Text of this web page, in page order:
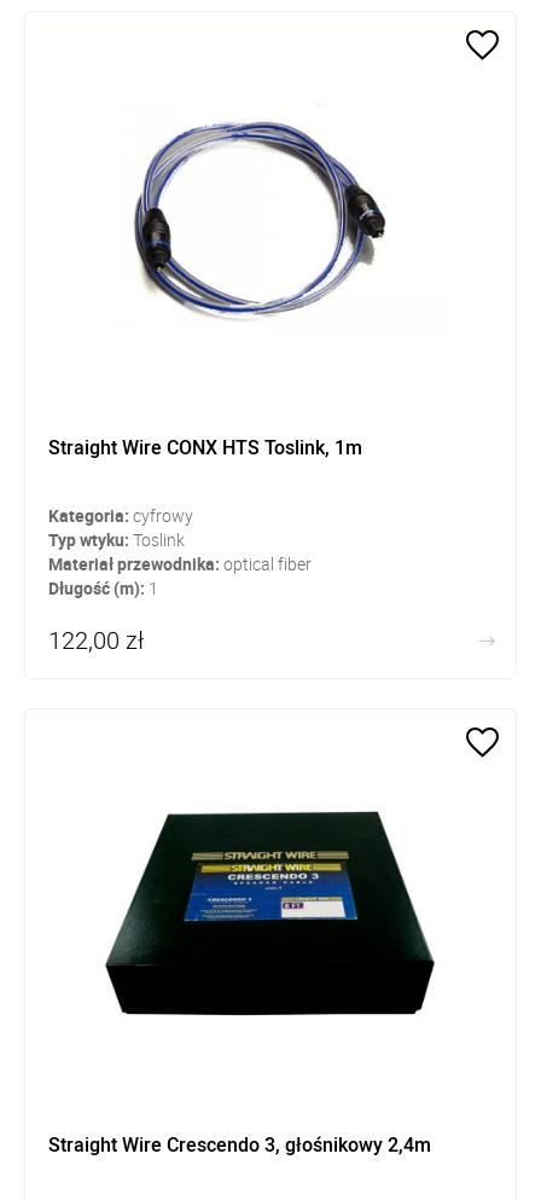
Straight Wire CONX HTS Toslink, 1m
Kategoria: cyfrowy
Typ wtyku: Toslink
Materiał przewodnika: optical fiber
Długość (m): 1
122,00 zł
Straight Wire Crescendo 3, głośnikowy 2,4m